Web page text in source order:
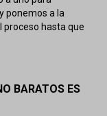
ponemos a la
proceso hasta que
BARATOS ES